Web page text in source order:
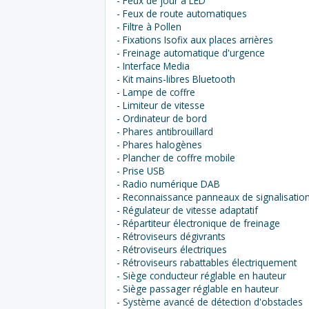
- Feux de route automatiques
- Filtre à Pollen
- Fixations Isofix aux places arrières
- Freinage automatique d'urgence
- Interface Media
- Kit mains-libres Bluetooth
- Lampe de coffre
- Limiteur de vitesse
- Ordinateur de bord
- Phares antibrouillard
- Phares halogènes
- Plancher de coffre mobile
- Prise USB
- Radio numérique DAB
- Reconnaissance panneaux de
- Régulateur de vitesse adaptatif
- Répartiteur électronique de freinage
- Rétroviseurs dégivrants
- Rétroviseurs électriques
- Rétroviseurs rabattables électriquement
- Siège conducteur réglable en hauteur
- Siège passager réglable en hauteur
- Système avancé de détection d'obstacles